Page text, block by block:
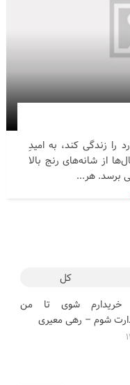
را زندگی کند، به امیدِ
از شانه‌های رنج بالا
برسد. هر...
کل
خریدارم شوی تا من
شوم – رهی معیری